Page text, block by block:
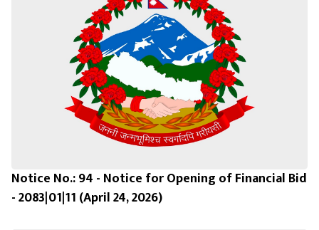
Notice No.: 94 - Notice for Opening of Financial Bid
- 2083|01|11 (April 24, 2026)